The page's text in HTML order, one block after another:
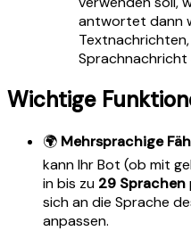
antwortet dann
Sprachnachricht
Wichtige
🌍 Mehrsprachige
kann Ihr Bot (ob mit
in bis zu 29 Sprachen
sich an die Sprache
anpassen.